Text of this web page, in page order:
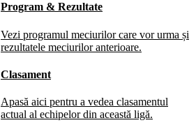
Program & Rezultate
Vezi programul meciurilor care vor urma și
rezultatele meciurilor anterioare.
Clasament
Apasă aici pentru a vedea clasamentul
actual al echipelor din această ligă.